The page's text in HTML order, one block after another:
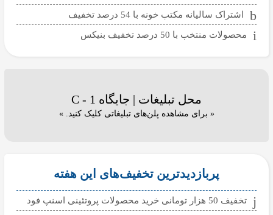
اشتراک سالیانه مکتب خونه با 54 درصد تخفیف
محصولات منتخب با 50 درصد تخفیف بنیکس
محل تبلیغات | جایگاه C - 1
« برای مشاهده پلن‌های تبلیغاتی کلیک کنید. »
پربازدیدترین تخفیف‌های این هفته
تخفیف 50 هزار تومانی خرید محصولات پروتئینی اسنپ فود